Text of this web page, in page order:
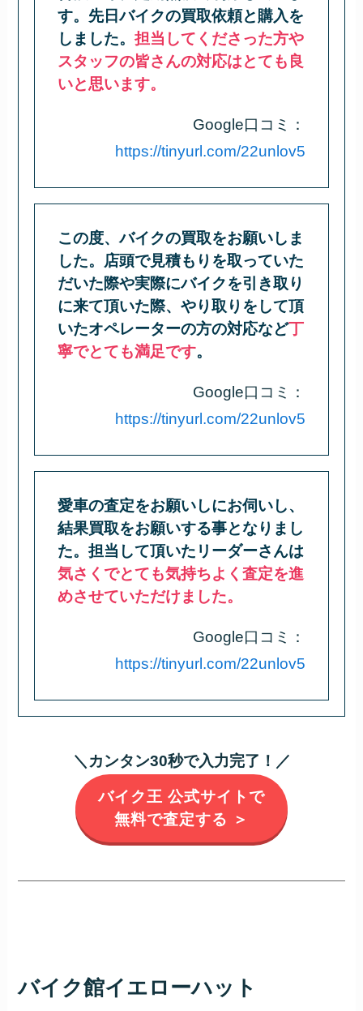
す。先日バイクの買取依頼と購入を
しました。担当してくださった方や
スタッフの皆さんの対応はとても良
いと思います。
Google口コミ：
https://tinyurl.com/22unlov5
この度、バイクの買取をお願いしま
した。店頭で見積もりを取っていた
だいた際や実際にバイクを引き取り
に来て頂いた際、やり取りをして頂
いたオペレーターの方の対応など丁
寧でとても満足です。
Google口コミ：
https://tinyurl.com/22unlov5
愛車の査定をお願いしにお伺いし、
結果買取をお願いする事となりまし
た。担当して頂いたリーダーさんは
気さくでとても気持ちよく査定を進
めさせていただけました。
Google口コミ：
https://tinyurl.com/22unlov5
＼カンタン30秒で入力完了！／
バイク王 公式サイトで
無料で査定する ＞
バイク館イエローハット